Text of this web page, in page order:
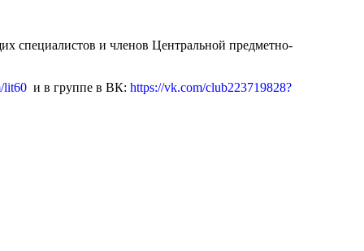
специалистов и членов Центральной предметно-
lit60 и в группе в ВК: https://vk.com/club223719828?